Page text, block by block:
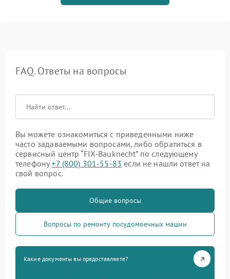
FAQ. Ответы на вопросы
Вы можете ознакомиться с приведенными ниже
часто задаваемыми вопросами, либо обратиться в
сервисный центр “FIX-Bauknecht” по следующему
телефону+7 (800) 301-55-83 если не нашли ответ на
свой вопрос.
Общие вопросы
Вопросы по ремонту посудомоечных машин
Какие документы вы предоставляете?